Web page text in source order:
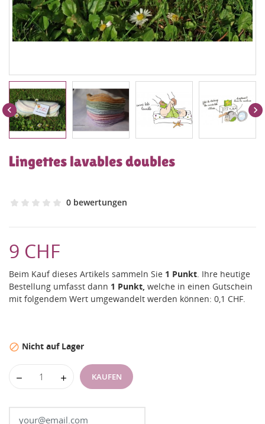
 
Lingettes lavables doubles
0 bewertungen
9 CHF
Beim Kauf dieses Artikels sammeln Sie 1 Punkt. Ihre heutige
Bestellung umfasst dann 1 Punkt, welche in einen Gutschein
mit folgendem Wert umgewandelt werden können: 0,1 CHF.
 Nicht auf Lager
KAUFEN